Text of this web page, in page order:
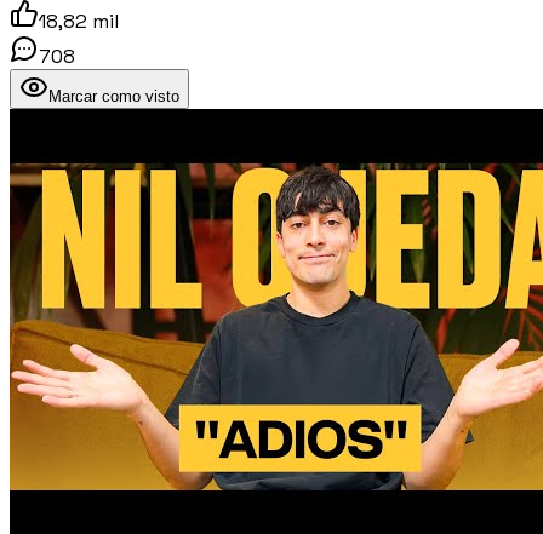
18,82 mil
708
Marcar como visto